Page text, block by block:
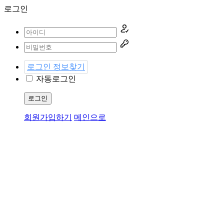
로그인
로그인 정보찾기
자동로그인
로그인
회원가입하기 메인으로